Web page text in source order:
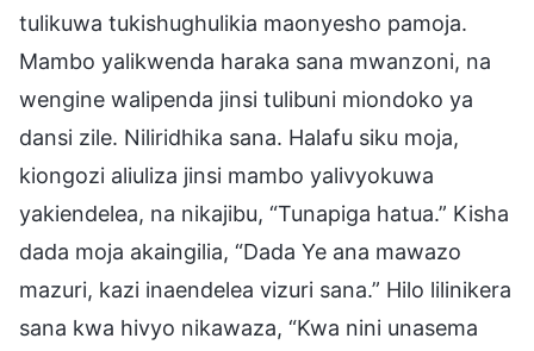
tulikuwa tukishughulikia maonyesho pamoja.
Mambo yalikwenda haraka sana mwanzoni, na
wengine walipenda jinsi tulibuni miondoko ya
dansi zile. Niliridhika sana. Halafu siku moja,
kiongozi aliuliza jinsi mambo yalivyokuwa
yakiendelea, na nikajibu, “Tunapiga hatua.” Kisha
dada moja akaingilia, “Dada Ye ana mawazo
mazuri, kazi inaendelea vizuri sana.” Hilo lilinikera
sana kwa hivyo nikawaza, “Kwa nini unasema